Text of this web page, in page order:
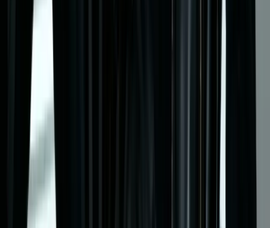
Sonraki Yazı
Tesettür Kombin Önerileri 2026: Modern Modest Fashion
Rehberi
Bu Sayfada
Siyah Kombin Fikirleri: Siyahın Gücüyle Şık Kombinler
Siyahın Moda Dünyasındaki Yeri
Siyah + Vurgu Renkleri
İş Hayatı İçin Siyah Kombinler
Günlük Siyah Kombinler
Özel Günler İçin Siyah Kombinler
Mevsimsel Siyah Kombinler
Aksesuar Seçimi
Yaygın Hatalar
Teknoloji ile Siyah Kombin Yapmak